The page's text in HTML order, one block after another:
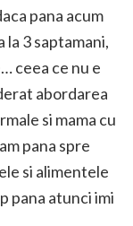
pana acum
la 3 saptamani,
ceea ce nu e
abordarea
si mama cu
pana spre
si alimentele
pana atunci imi